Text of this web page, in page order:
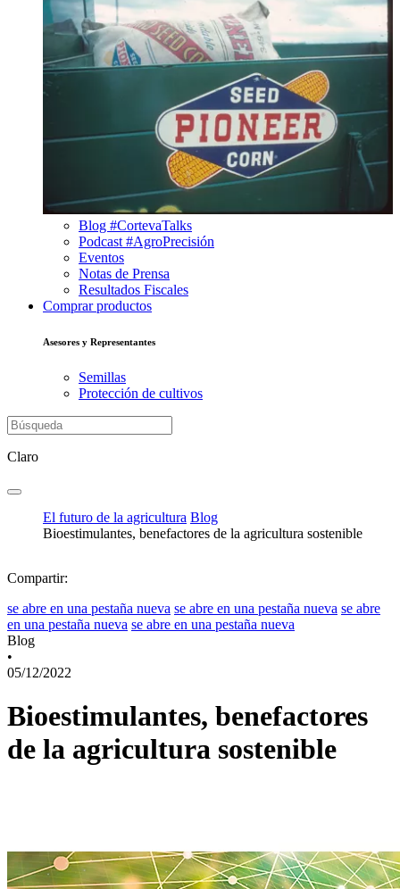
Blog #CortevaTalks
Podcast #AgroPrecisión
Eventos
Notas de Prensa
Resultados Fiscales
Comprar productos
Asesores y Representantes
Semillas
Protección de cultivos
Claro
El futuro de la agricultura Blog
Bioestimulantes, benefactores de la agricultura sostenible
Compartir:
se abre en una pestaña nueva se abre en una pestaña nueva se abre
en una pestaña nueva se abre en una pestaña nueva
Blog
•
05/12/2022
Bioestimulantes, benefactores
de la agricultura sostenible